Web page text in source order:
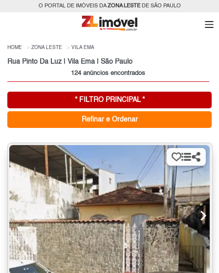
O PORTAL DE IMÓVEIS DAZONA LESTEDE SÃO PAULO
HOME ZONA LESTE VILA EMA
Rua Pinto Da Luz | Vila Ema | São Paulo
124 anúncios encontrados
* FILTRO PRINCIPAL *
Refinar e Ordenar